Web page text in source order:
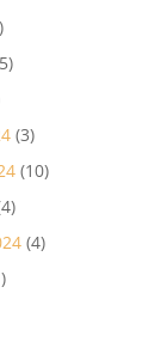
(3)
(10)
(4)